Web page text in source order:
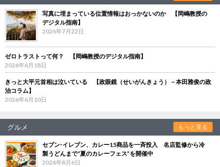
写真に埋まっている位置情報はおっかないのか 【岡嶋教授の
デジタル指南】
2026年7月22日
ゼロトラストって何？ 【岡嶋教授のデジタル指南】
2026年6月18日
きっと大平元首相は泣いている 【政眼鏡（せいがんきょう）－本田雅俊の政
治コラム】
2026年6月10日
グルメ もっと見る
セブン‐イレブン、カレー15商品を一斉投入 名店監修から冷
製うどんまで“夏のカレーフェス”を開催中
2026年8月6日